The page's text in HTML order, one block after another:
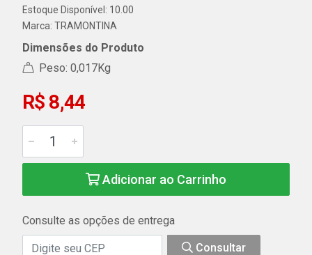
Estoque Disponível: 10.00
Marca: TRAMONTINA
Dimensões do Produto
Peso: 0,017Kg
R$ 8,44
Adicionar ao Carrinho
Consulte as opções de entrega
Consultar